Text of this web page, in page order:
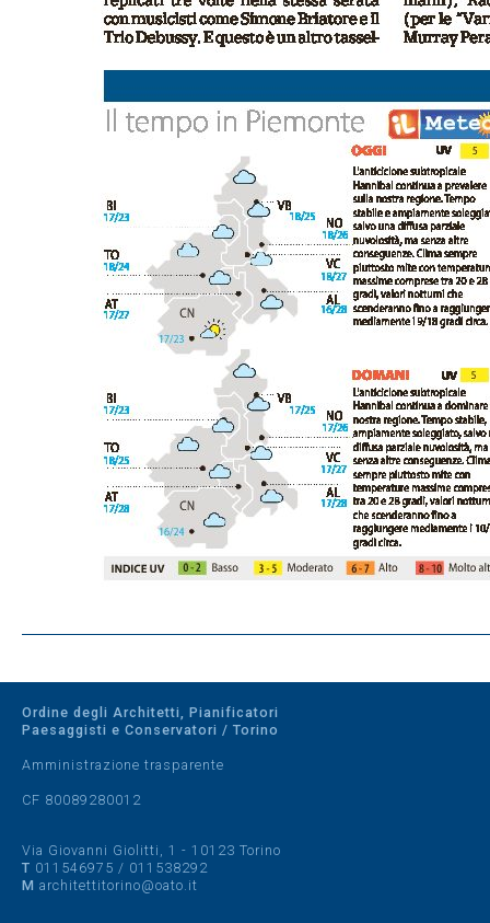
Ordine degli Architetti, Pianificatori
Paesaggisti e Conservatori / Torino
Amministrazione trasparente
CF 80089280012
Via Giovanni Giolitti, 1 - 10123 Torino
T 011546975 / 011538292
M architettitorino@oato.it